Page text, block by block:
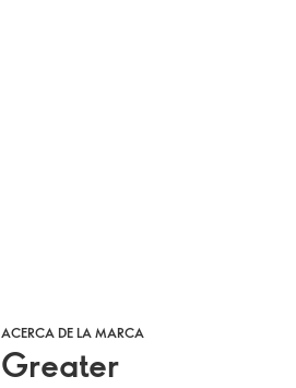
ACERCA DE LA MARCA
Greater